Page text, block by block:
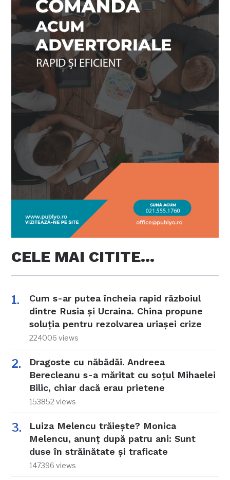
CELE MAI CITITE…
Cum s-ar putea încheia rapid războiul
dintre Rusia și Ucraina. China propune
soluția pentru rezolvarea uriașei crize
224006 views
Dragoste cu năbădăi. Andreea
Berecleanu s-a măritat cu soțul Mihaelei
Bilic, chiar dacă erau prietene
153852 views
Luiza Melencu trăiește? Monica
Melencu, anunț după patru ani: Sunt
duse în străinătate și traficate
147396 views